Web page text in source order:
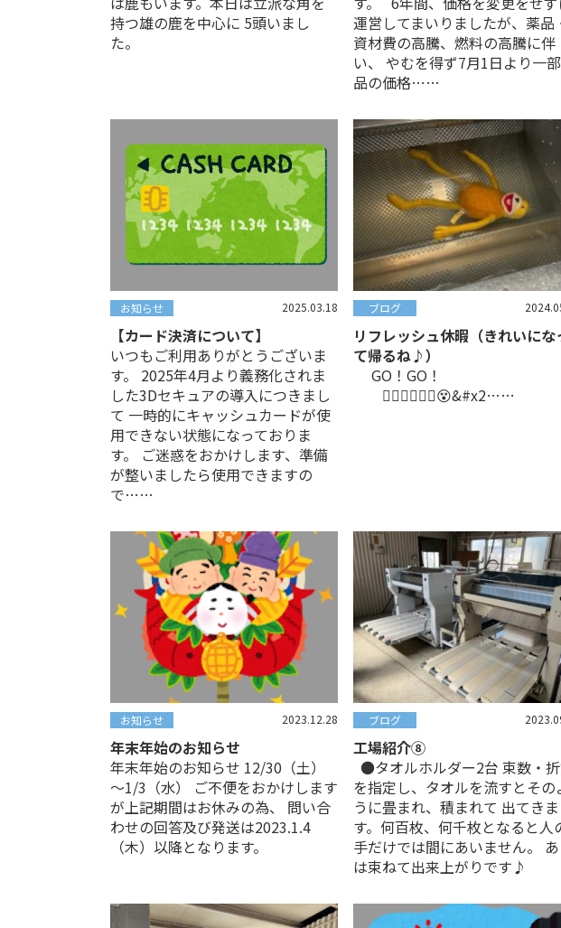
持つ雄の鹿を中心に 5頭いまし
た。
運営してまいりましたが、薬品
資材費の高騰、燃料の高騰に伴
い、 やむを得ず7月1日より一
品の価格……
お知らせ 2025.03.18
【カード決済について】
いつもご利用ありがとうございま
す。 2025年4月より義務化されま
した3Dセキュアの導入につきまし
て 一時的にキャッシュカードが使
用できない状態になっておりま
す。 ご迷惑をおかけします、準備
が整いましたら使用できますの
で……
ブログ
リフレッシュ休暇（きれいにな
て帰るね♪）
GO！GO！
😵‍💫😵‍💫😵‍💫😵&#x2……
お知らせ 2023.12.28
年末年始のお知らせ
年末年始のお知らせ 12/30（土）
～1/3（水） ご不便をおかけします
が上記期間はお休みの為、 問い合
わせの回答及び発送は2023.1.4
（木）以降となります。
ブログ
工場紹介⑧
●タオルホルダー2台 束数・
を指定し、タオルを流すとその
うに畳まれ、積まれて 出てきま
す。何百枚、何千枚となると人
手だけでは間にあいません。 あ
は束ねて出来上がりです♪